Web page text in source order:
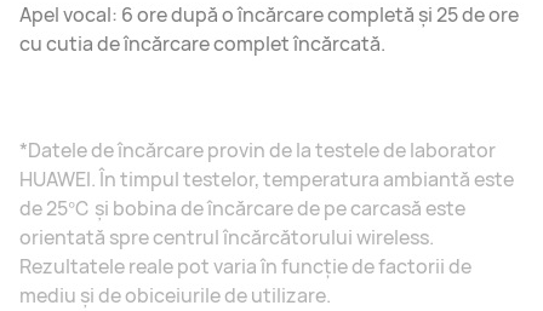
Apel vocal: 6 ore după o încărcare completă și 25 de ore
cu cutia de încărcare complet încărcată.
*Datele de încărcare provin de la testele de laborator
HUAWEI. În timpul testelor, temperatura ambiantă este
de 25℃ și bobina de încărcare de pe carcasă este
orientată spre centrul încărcătorului wireless.
Rezultatele reale pot varia în funcție de factorii de
mediu și de obiceiurile de utilizare.